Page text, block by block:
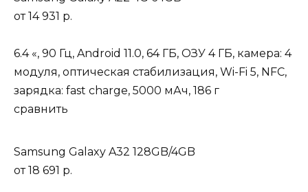
от14 931 р.
6.4 «, 90 Гц, Android 11.0, 64 ГБ, ОЗУ 4 ГБ, камера: 4
модуля, оптическая стабилизация, Wi-Fi 5, NFC,
зарядка: fast charge, 5000 мАч, 186 г
сравнить
Samsung Galaxy A32 128GB/4GB
от18 691 р.